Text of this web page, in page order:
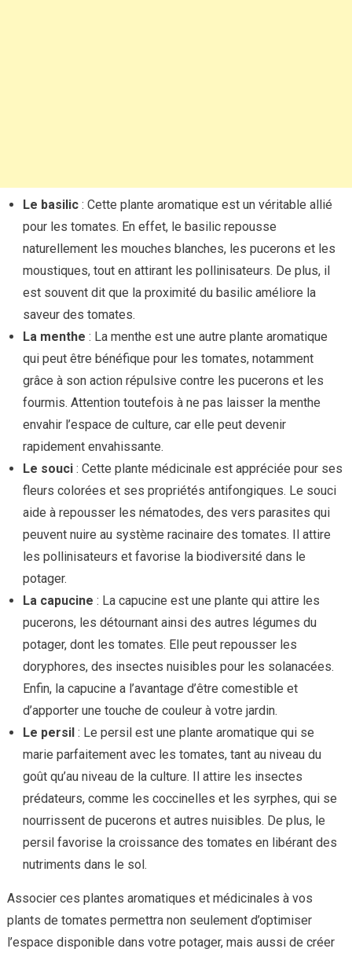
Le basilic: Cette plante aromatique est un véritable allié
pour les tomates. En effet, le basilic repousse
naturellement les mouches blanches, les pucerons et les
moustiques, tout en attirant les pollinisateurs. De plus, il
est souvent dit que la proximité du basilic améliore la
saveur des tomates.
La menthe : La menthe est une autre plante aromatique
qui peut être bénéfique pour les tomates, notamment
grâce à son action répulsive contre les pucerons et les
fourmis. Attention toutefois à ne pas laisser la menthe
envahir l’espace de culture, car elle peut devenir
rapidement envahissante.
Le souci: Cette plante médicinale est appréciée pour ses
fleurs colorées et ses propriétés antifongiques. Le souci
aide à repousser les nématodes, des vers parasites qui
peuvent nuire au système racinaire des tomates. Il attire
les pollinisateurs et favorise la biodiversité dans le
potager.
La capucine : La capucine est une plante qui attire les
pucerons, les détournant ainsi des autres légumes du
potager, dont les tomates. Elle peut repousser les
doryphores, des insectes nuisibles pour les solanacées.
Enfin, la capucine a l’avantage d’être comestible et
d’apporter une touche de couleur à votre jardin.
Le persil : Le persil est une plante aromatique qui se
marie parfaitement avec les tomates, tant au niveau du
goût qu’au niveau de la culture. Il attire les insectes
prédateurs, comme les coccinelles et les syrphes, qui se
nourrissent de pucerons et autres nuisibles. De plus, le
persil favorise la croissance des tomates en libérant des
nutriments dans le sol.
Associer ces plantes aromatiques et médicinales à vos
plants de tomates permettra non seulement d’optimiser
l’espace disponible dans votre potager, mais aussi de créer